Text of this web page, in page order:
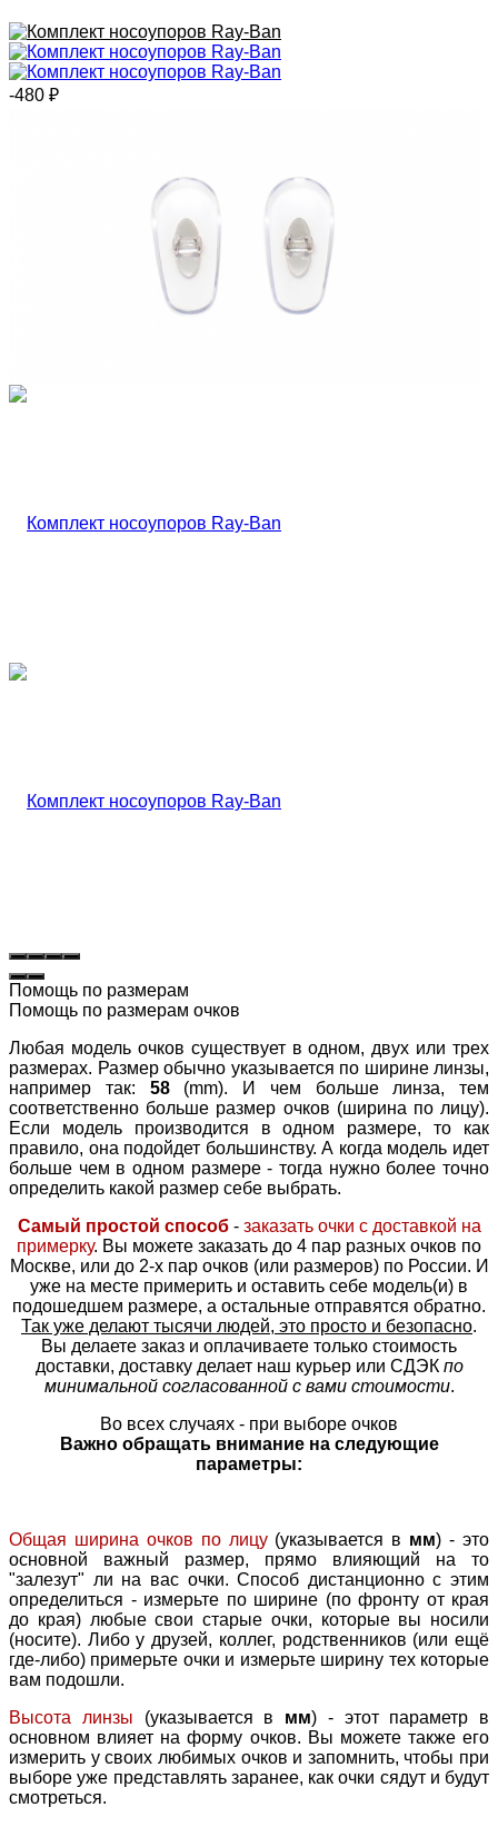
-480 ₽
Помощь по размерам
Помощь по размерам очков
Любая модель очков существует в одном, двух или трех
размерах. Размер обычно указывается по ширине линзы,
например так: 58(mm). И чем больше линза, тем
соответственно больше размер очков (ширина по лицу).
Если модель производится в одном размере, то как
правило, она подойдет большинству. А когда модель идет
больше чем в одном размере - тогда нужно более точно
определить какой размер себе выбрать.
Самый простой способ- заказать очки с доставкой на
примерку. Вы можете заказать до 4 пар разных очков по
Москве, или до 2-х пар очков (или размеров) по России. И
уже на месте примерить и оставить себе модель(и) в
подошедшем размере, а остальные отправятся обратно.
Так уже делают тысячи людей, это просто и безопасно.
Вы делаете заказ и оплачиваете только стоимость
доставки, доставку делает наш курьер или СДЭК по
минимальной согласованной с вами стоимости.
Во всех случаях - при выборе очков
Важно обращать внимание на следующие
параметры:
Общая ширина очков по лицу(указывается в мм) - это
основной важный размер, прямо влияющий на то
"залезут" ли на вас очки. Способ дистанционно с этим
определиться - измерьте по ширине (по фронту от края
до края) любые свои старые очки, которые вы носили
(носите). Либо у друзей, коллег, родственников (или ещё
где-либо) примерьте очки и измерьте ширину тех которые
вам подошли.
Высота линзы (указывается в мм) - этот параметр в
основном влияет на форму очков. Вы можете также его
измерить у своих любимых очков и запомнить, чтобы при
выборе уже представлять заранее, как очки сядут и будут
смотреться.